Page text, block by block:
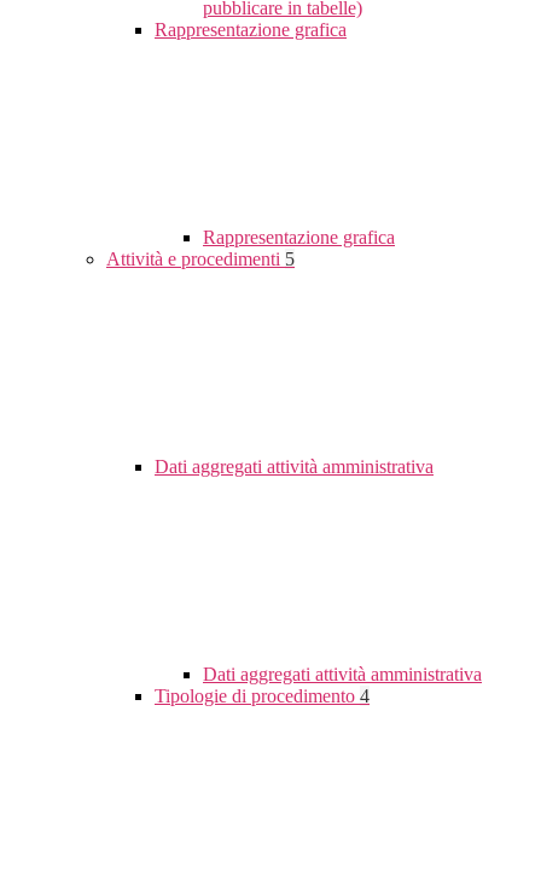
pubblicare in tabelle)
Rappresentazione grafica
Rappresentazione grafica
Attività e procedimenti 5
Dati aggregati attività amministrativa
Dati aggregati attività amministrativa
Tipologie di procedimento 4